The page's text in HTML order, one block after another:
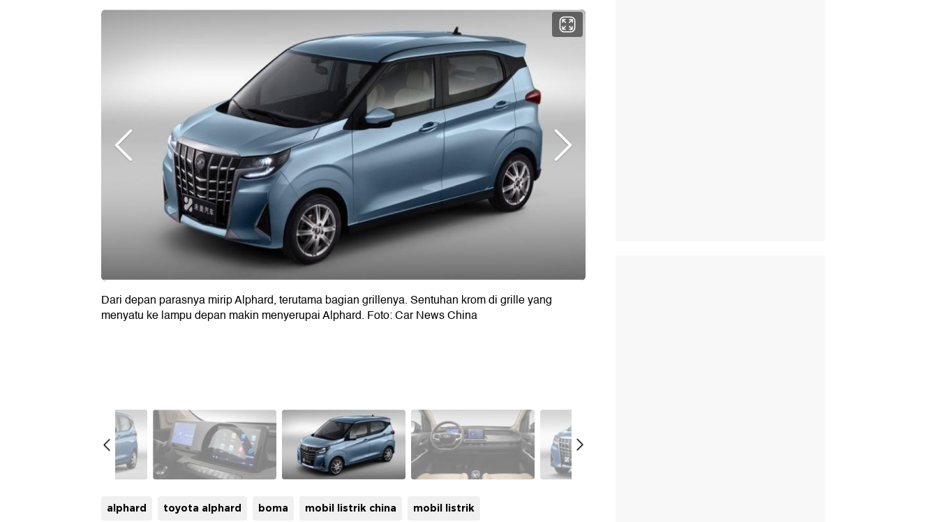
Dari depan parasnya mirip Alphard, terutama bagian grillenya. Sentuhan krom di grille yang
menyatu ke lampu depan makin menyerupai Alphard. Foto: Car News China
alphard toyota alphard boma mobil listrik china mobil listrik